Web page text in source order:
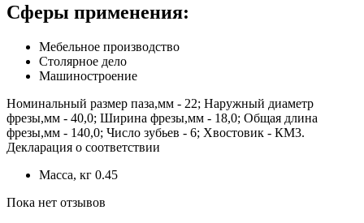
Сферы применения:
Мебельное производство
Столярное дело
Машиностроение
Номинальный размер паза,мм - 22; Наружный диаметр
фрезы,мм - 40,0; Ширина фрезы,мм - 18,0; Общая длина
фрезы,мм - 140,0; Число зубьев - 6; Хвостовик - КМ3.
Декларация о соответствии
Масса, кг 0.45
Пока нет отзывов